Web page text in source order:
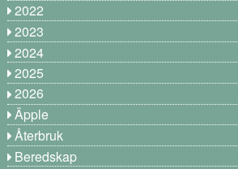
2022
2023
2024
2025
2026
Äpple
Återbruk
Beredskap